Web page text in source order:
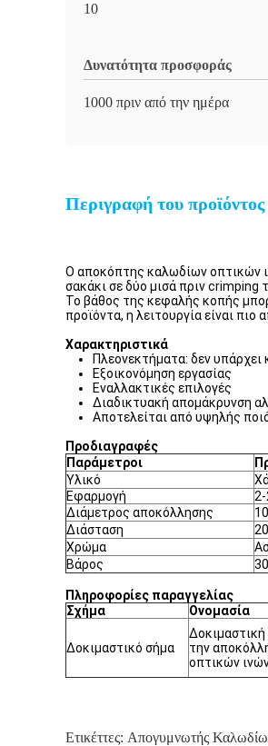
10
Δυνατότητα προσφοράς
1000 πριν από την ημέρα
Περιγραφή του προϊόντος
Ο αποκόπτης καλωδίων οπτικών
σακάκι σε δύο μισά πριν crimping
Το βάθος της κεφαλής κοπής
προϊόντα, η λειτουργία είναι πιο
Χαρακτηριστικά
Πλεονεκτήματα: δεν
Εξοικονόμηση εργασίας
Εναλλακτικές επιλογές
Διαδικτυακή απομάκρυνση
Αποτελείται από υψηλής
Προδιαγραφές
Παράμετροι
Υλικό
Εφαρμογή
Διάμετρος αποκόλλησης
Διάσταση
Χρώμα
Βάρος
Πληροφορίες παραγγελίας
Σχήμα
Ονομασία
Δοκιμαστικό σήμα
Δοκιμαστική
την
οπτικών
Ετικέττες: Απογυμνωτής